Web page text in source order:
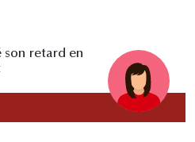
son retard en